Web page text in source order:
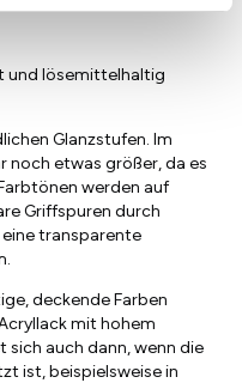
und lösemittelhaltig
Glanzstufen. Im
noch etwas größer, da es
werden auf
Griffspuren durch
transparente
deckende Farben
mit hohem
sich auch dann, wenn die
ist, beispielsweise in